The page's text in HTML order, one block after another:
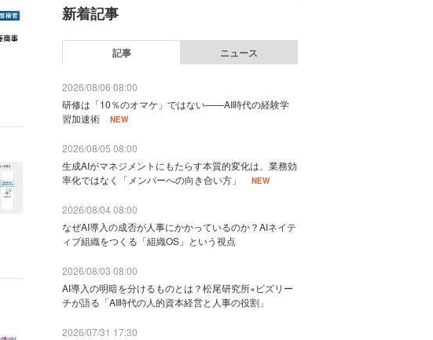
新着記事
記事 ニュース
2026/08/06 08:00
研修は「10％のオマケ」ではない——AI時代の経験学
習加速術
NEW
2026/08/05 08:00
生成AIがマネジメントにもたらす本質的変化は、業務効
率化ではなく「メンバーへの向き合い方」
NEW
2026/08/04 08:00
なぜAI導入の成否が人事にかかっているのか？AIネイテ
ィブ組織をつくる「組織OS」という視点
2026/08/03 08:00
AI導入の明暗を分けるものとは？松尾研究所×ビズリー
チが語る「AI時代の人的資本経営と人事の役割」
2026/07/31 17:30